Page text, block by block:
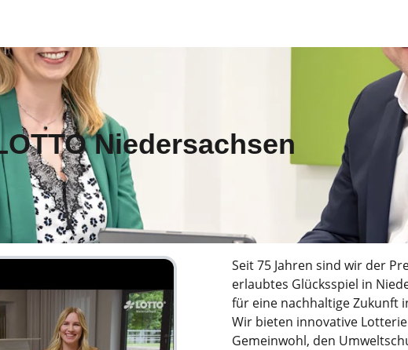
Niedersachsen
Seit 75 Jahren sind wir der
erlaubtes Glücksspiel in
für eine nachhaltige Zukunft
Wir bieten innovative
Gemeinwohl, den